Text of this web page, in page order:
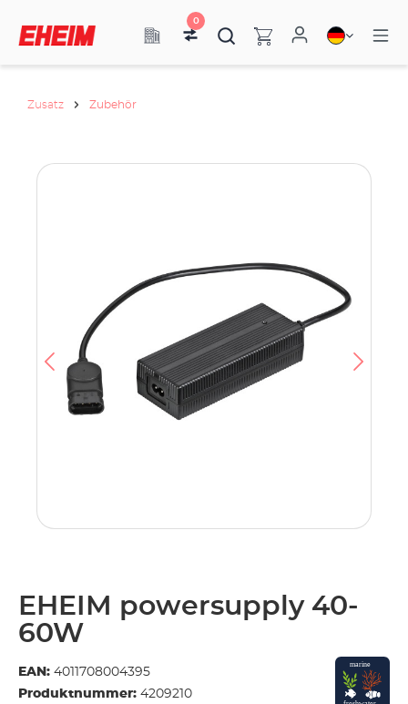
0
Zusatz Zubehör
EHEIM powersupply 40-
60W
EAN: 4011708004395
Produktnummer: 4209210